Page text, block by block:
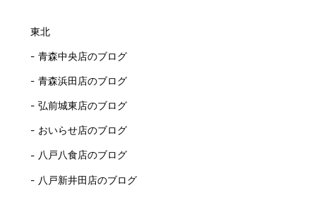
東北
青森中央店のブログ
青森浜田店のブログ
弘前城東店のブログ
おいらせ店のブログ
八戸八食店のブログ
八戸新井田店のブログ